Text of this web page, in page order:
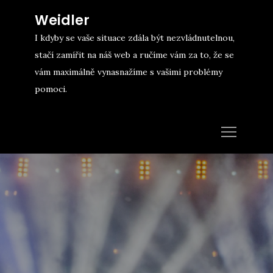
content
Weidler
I kdyby se vaše situace zdála být nezvládnutelnou,
stačí zamířit na náš web a ručíme vám za to, že se
vám maximálně vynasnažíme s vašimi problémy
pomoci.